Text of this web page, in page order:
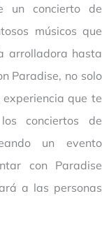
un concierto de
músicos que
arrolladora hasta
Paradise, no solo
que te
conciertos de
un evento
con Paradise
a las personas